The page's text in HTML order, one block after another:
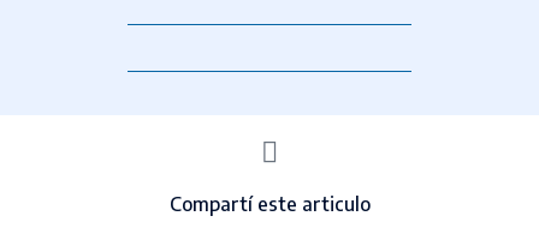
Compartí este articulo